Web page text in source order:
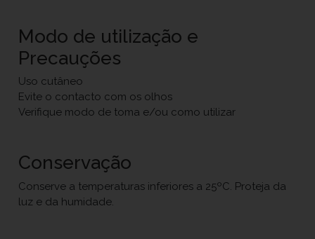
Modo de utilização e
Precauções
Uso cutâneo
Evite o contacto com os olhos
Verifique modo de toma e/ou como utilizar
Conservação
Conserve a temperaturas inferiores a 25ºC. Proteja da
luz e da humidade.